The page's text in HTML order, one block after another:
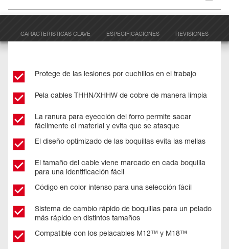
CARACTERÍSTICAS CLAVE ESPECIFICACIONES REVISIONES
Protege de las lesiones por cuchillos en el trabajo
Pela cables THHN/XHHW de cobre de manera limpia
La ranura para eyección del forro permite sacar
fácilmente el material y evita que se atasque
El diseño optimizado de las boquillas evita las mellas
El tamaño del cable viene marcado en cada boquilla
para una identificación fácil
Código en color intenso para una selección fácil
Sistema de cambio rápido de boquillas para un pelado
más rápido en distintos tamaños
Compatible con los pelacables M12™ y M18™